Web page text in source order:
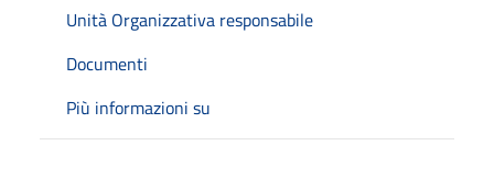
Unità Organizzativa responsabile
Documenti
Più informazioni su